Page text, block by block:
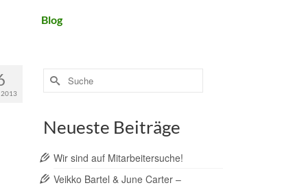
Blog
2013
Suche
nach:
Neueste Beiträge
Wir sind auf Mitarbeitersuche!
Veikko Bartel & June Carter –